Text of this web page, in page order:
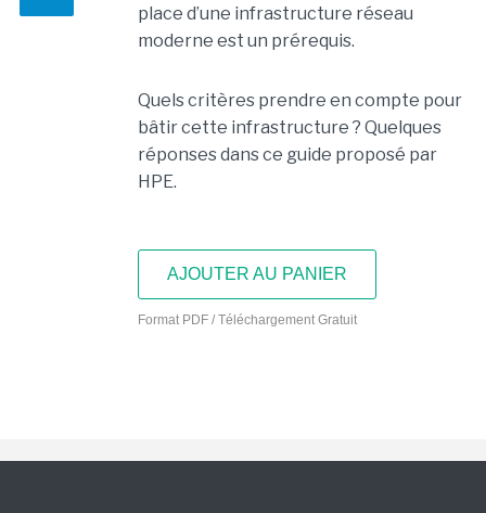
place d’une infrastructure réseau
moderne est un prérequis.
Quels critères prendre en compte pour
bâtir cette infrastructure ? Quelques
réponses dans ce guide proposé par
HPE.
AJOUTER AU PANIER
Format PDF / Téléchargement Gratuit